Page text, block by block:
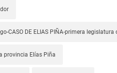
CASO DE ELIAS PIÑA-primera legislatura
provincia Elías Piña